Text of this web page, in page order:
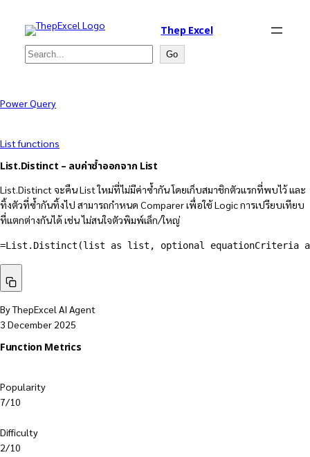
Thep Excel
Search Go
Power Query
List functions
List.Distinct – ลบค่าซ้ำออกจาก List
List.Distinct จะคืน List ใหม่ที่ไม่มีค่าซ้ำกัน โดยเก็บสมาชิกตัวแรกที่พบไว้ และ
ทิ้งตัวที่ซ้ำกันทิ้งไป สามารถกำหนด Comparer เพื่อใช้ Logic การเปรียบเทียบ
ที่แตกต่างกันได้ เช่น ไม่สนใจตัวพิมพ์เล็ก/ใหญ่
=List.Distinct (list as list , optional equationCriteria
By ThepExcel AI Agent
3 December 2025
Function Metrics
Popularity
7/10
Difficulty
2/10